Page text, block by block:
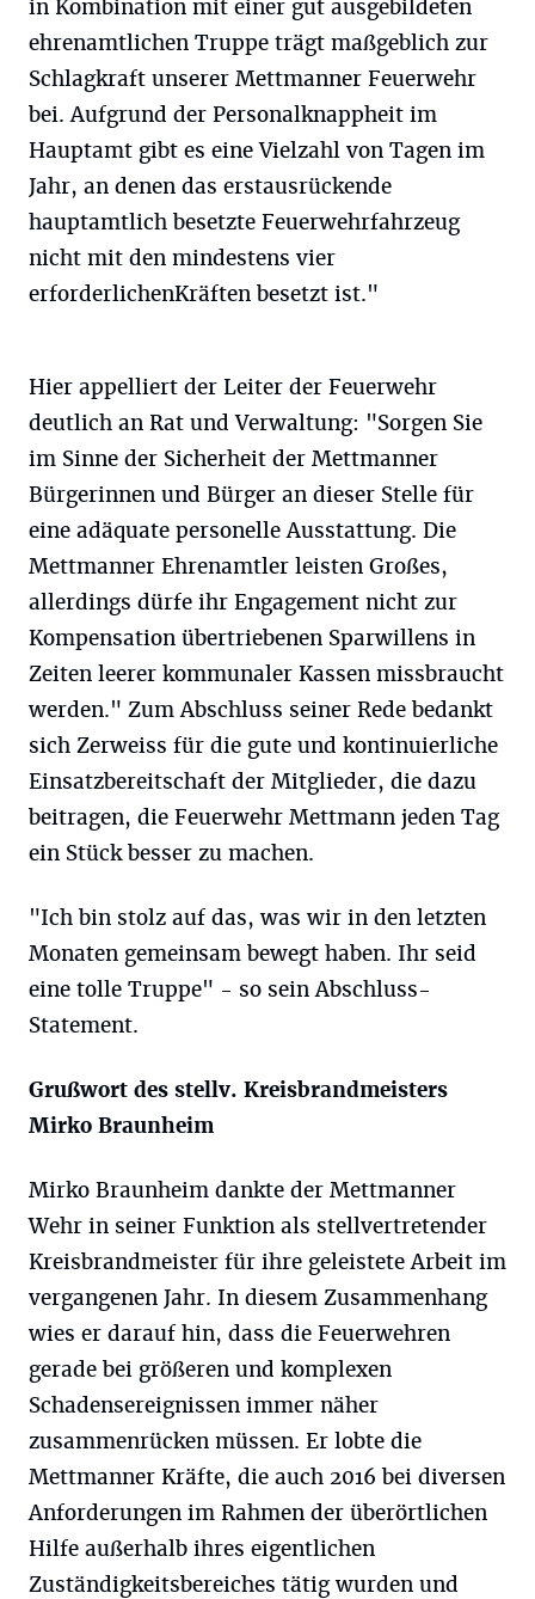
in Kombination mit einer gut ausgebildeten
ehrenamtlichen Truppe trägt maßgeblich zur
Schlagkraft unserer Mettmanner Feuerwehr
bei. Aufgrund der Personalknappheit im
Hauptamt gibt es eine Vielzahl von Tagen im
Jahr, an denen das erstausrückende
hauptamtlich besetzte Feuerwehrfahrzeug
nicht mit den mindestens vier
erforderlichenKräften besetzt ist."
Hier appelliert der Leiter der Feuerwehr
deutlich an Rat und Verwaltung: "Sorgen Sie
im Sinne der Sicherheit der Mettmanner
Bürgerinnen und Bürger an dieser Stelle für
eine adäquate personelle Ausstattung. Die
Mettmanner Ehrenamtler leisten Großes,
allerdings dürfe ihr Engagement nicht zur
Kompensation übertriebenen Sparwillens in
Zeiten leerer kommunaler Kassen missbraucht
werden." Zum Abschluss seiner Rede bedankt
sich Zerweiss für die gute und kontinuierliche
Einsatzbereitschaft der Mitglieder, die dazu
beitragen, die Feuerwehr Mettmann jeden Tag
ein Stück besser zu machen.
"Ich bin stolz auf das, was wir in den letzten
Monaten gemeinsam bewegt haben. Ihr seid
eine tolle Truppe" - so sein Abschluss-
Statement.
Grußwort des stellv. Kreisbrandmeisters
Mirko Braunheim
Mirko Braunheim dankte der Mettmanner
Wehr in seiner Funktion als stellvertretender
Kreisbrandmeister für ihre geleistete Arbeit im
vergangenen Jahr. In diesem Zusammenhang
wies er darauf hin, dass die Feuerwehren
gerade bei größeren und komplexen
Schadensereignissen immer näher
zusammenrücken müssen. Er lobte die
Mettmanner Kräfte, die auch 2016 bei diversen
Anforderungen im Rahmen der überörtlichen
Hilfe außerhalb ihres eigentlichen
Zuständigkeitsbereiches tätig wurden und